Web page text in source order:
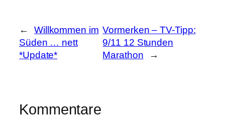
←
Willkommen im
Süden … nett
*Update*
Vormerken – TV-Tipp:
9/11 12 Stunden
Marathon
→
Kommentare